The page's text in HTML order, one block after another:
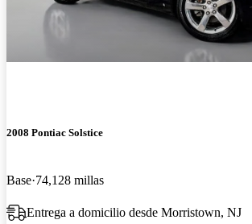
2008 Pontiac Solstice
Base 74,128 millas
Entrega a domicilio desde Morristown, NJ